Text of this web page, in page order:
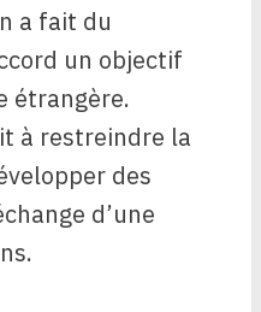
a fait du
un objectif
étrangère.
à restreindre la
des
d’une